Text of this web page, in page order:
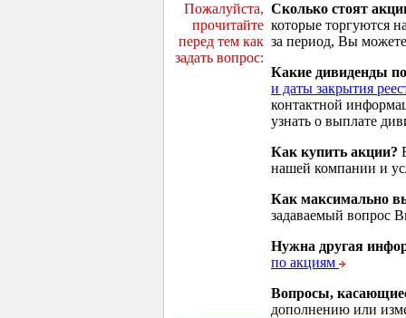
Пожалуйста,
прочитайте
перед тем как
задать вопрос:
Сколько стоят
которые торгуются
за период, Вы
Какие дивиденды
и даты закрытия
контактной
узнать о выплате
Как купить акции?
нашей компании и
Как максимально
задаваемый вопрос
Нужна другая
по акциям
Вопросы,
дополнению или